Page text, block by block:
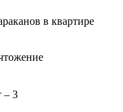
в квартире